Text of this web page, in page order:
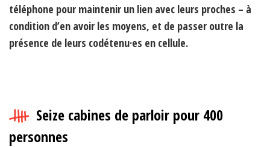
téléphone pour maintenir un lien avec leurs proches – à
condition d’en avoir les moyens, et de passer outre la
présence de leurs codétenu·es en cellule.
Seize cabines de parloir pour 400
personnes